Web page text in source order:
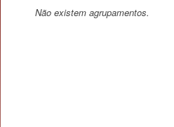
Não existem agrupamentos.